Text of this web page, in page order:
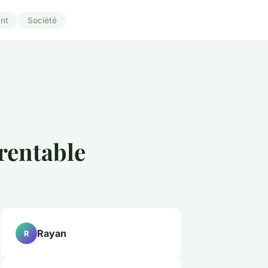
Société
R Rayan